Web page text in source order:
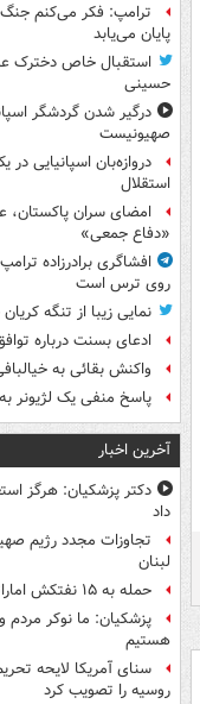
ترامپ: فکر می‌کنم جنگ
پایان می‌یابد
استقبال خاص دخترک
حسینی
درگیر شدن گردشگر
صهیونیست
دروازه‌بان اسپانیایی
استقلال
امضای سران پاکستان،
«دفاع جمعی»
افشاگری برادرزاده
روی ترس است
نمایی زیبا از تنگه
ادعای بسنت درباره
واکنش بقائی به
پاسخ منفی یک لژیونر
آخرین اخبار
دکتر پزشکیان: هرگز
داد
تجاوزات مجدد رژیم
لبنان
حمله به ۱۵ نفتکش‌ اماراتی از ابتدای جنگ
پزشکیان: ما نوکر مردم
هستیم
سنای آمریکا لایحه
روسیه را تصویب کرد